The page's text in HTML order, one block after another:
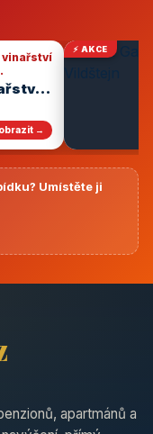
vinařství
→
⚡ AKCE
Umístěte ji
apartmánů a